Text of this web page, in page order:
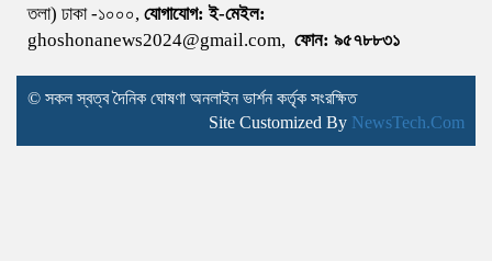
তলা) ঢাকা -১০০০, যোগাযোগ: ই-মেইল:
ghoshonanews2024@gmail.com, ফোন: ৯৫৭৮৮৩১
© সকল স্বত্ব দৈনিক ঘোষণা অনলাইন ভার্শন কর্তৃক সংরক্ষিত
Site Customized By NewsTech.Com